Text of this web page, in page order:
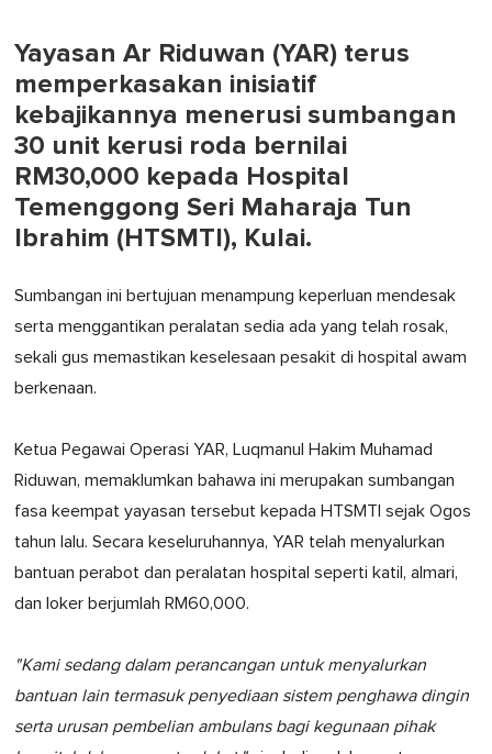
Yayasan Ar Riduwan (YAR) terus
memperkasakan inisiatif
kebajikannya menerusi sumbangan
30 unit kerusi roda bernilai
RM30,000 kepada Hospital
Temenggong Seri Maharaja Tun
Ibrahim (HTSMTI), Kulai.
Sumbangan ini bertujuan menampung keperluan mendesak
serta menggantikan peralatan sedia ada yang telah rosak,
sekali gus memastikan keselesaan pesakit di hospital awam
berkenaan.
Ketua Pegawai Operasi YAR, Luqmanul Hakim Muhamad
Riduwan, memaklumkan bahawa ini merupakan sumbangan
fasa keempat yayasan tersebut kepada HTSMTI sejak Ogos
tahun lalu. Secara keseluruhannya, YAR telah menyalurkan
bantuan perabot dan peralatan hospital seperti katil, almari,
dan loker berjumlah RM60,000.
"Kami sedang dalam perancangan untuk menyalurkan
bantuan lain termasuk penyediaan sistem penghawa dingin
serta urusan pembelian ambulans bagi kegunaan pihak